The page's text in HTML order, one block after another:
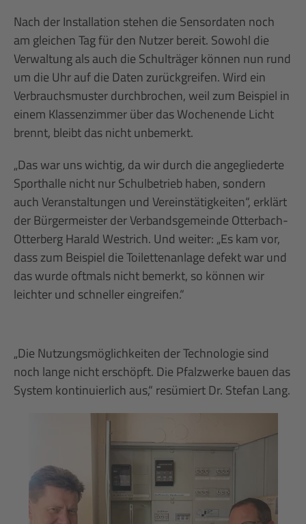
Nach der Installation stehen die Sensordaten noch
am gleichen Tag für den Nutzer bereit. Sowohl die
Verwaltung als auch die Schulträger können nun rund
um die Uhr auf die Daten zurückgreifen. Wird ein
Verbrauchsmuster durchbrochen, weil zum Beispiel in
einem Klassenzimmer über das Wochenende Licht
brennt, bleibt das nicht unbemerkt.
„Das war uns wichtig, da wir durch die angegliederte
Sporthalle nicht nur Schulbetrieb haben, sondern
auch Veranstaltungen und Vereinstätigkeiten“, erklärt
der Bürgermeister der Verbandsgemeinde Otterbach-
Otterberg Harald Westrich. Und weiter: „Es kam vor,
dass zum Beispiel die Toilettenanlage defekt war und
das wurde oftmals nicht bemerkt, so können wir
leichter und schneller eingreifen.“
„Die Nutzungsmöglichkeiten der Technologie sind
noch lange nicht erschöpft. Die Pfalzwerke bauen das
System kontinuierlich aus,“ resümiert Dr. Stefan Lang.